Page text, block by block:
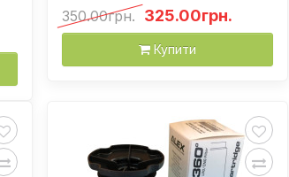
350.00грн. 325.00грн.
Купити